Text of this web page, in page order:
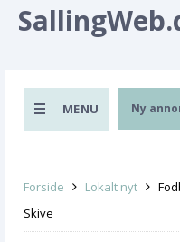
MENU Ny
Forside Lokalt nyt
Skive